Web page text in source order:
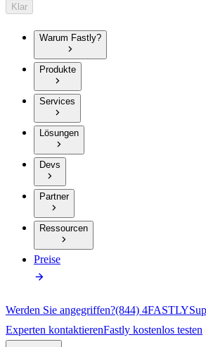
Klar
Warum Fastly?
Produkte
Services
Lösungen
Devs
Partner
Ressourcen
Preise
Werden Sie angegriffen?(844) 4FASTLY
Experten kontaktierenFastly kostenlos testen